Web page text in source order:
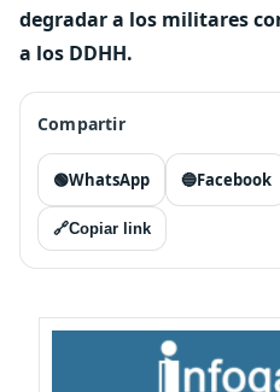
degradar a los militares
a los DDHH.
Compartir
🟢WhatsApp 🔵Facebook
🔗Copiar link